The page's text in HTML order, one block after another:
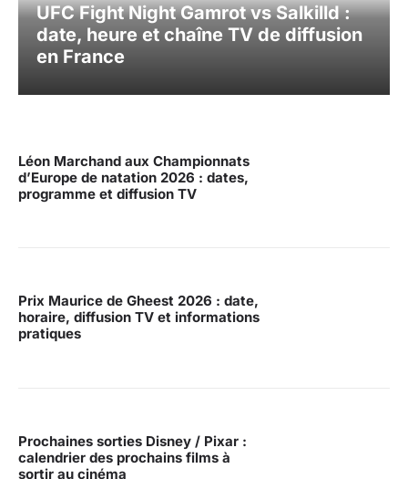
UFC Fight Night Gamrot vs Salkilld :
date, heure et chaîne TV de diffusion
en France
Léon Marchand aux Championnats
d’Europe de natation 2026 : dates,
programme et diffusion TV
Prix Maurice de Gheest 2026 : date,
horaire, diffusion TV et informations
pratiques
Prochaines sorties Disney / Pixar :
calendrier des prochains films à
sortir au cinéma